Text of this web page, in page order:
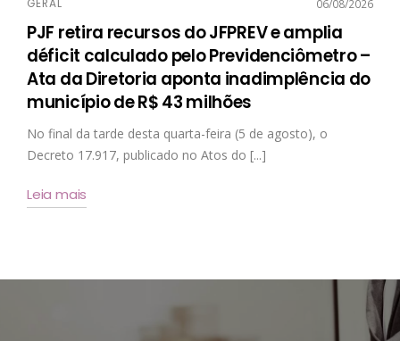
GERAL 06/08/2026
PJF retira recursos do JFPREV e amplia
déficit calculado pelo Previdenciômetro –
Ata da Diretoria aponta inadimplência do
município de R$ 43 milhões
No final da tarde desta quarta-feira (5 de agosto), o
Decreto 17.917, publicado no Atos do [...]
Leia mais